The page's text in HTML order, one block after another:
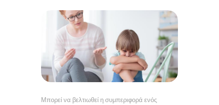
Μπορεί να βελτιωθεί η συμπεριφορά ενός